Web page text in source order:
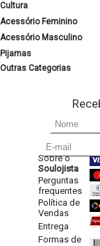
Cultura
Acessório Feminino
Acessório Masculino
Pijamas
Outras Categorias
Sobre o
Soulojista
Perguntas
frequentes
Política de
Vendas
Entrega
Formas de